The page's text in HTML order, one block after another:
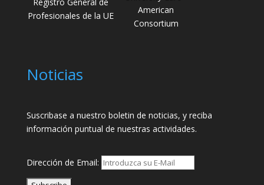
Profesionales de la UE
American
Consortium
Noticias
Suscribase a nuestro boletin de noticias, y reciba
información puntual de nuestras actividades.
Dirección de Email: